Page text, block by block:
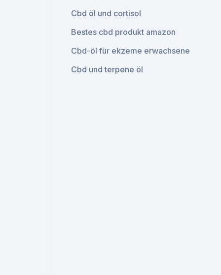
Cbd öl und cortisol
Bestes cbd produkt amazon
Cbd-öl für ekzeme erwachsene
Cbd und terpene öl